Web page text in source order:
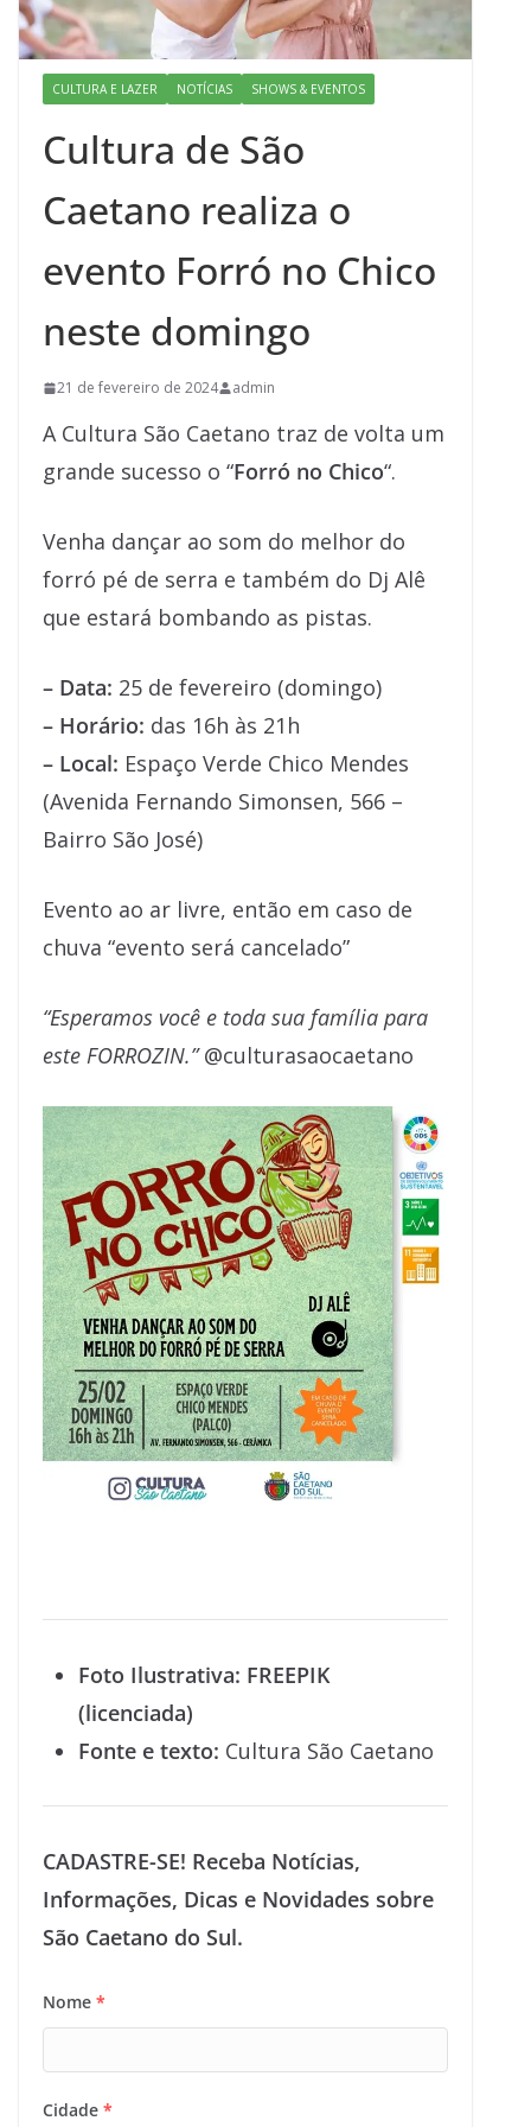
CULTURA E LAZER NOTÍCIAS SHOWS & EVENTOS
Cultura de São
Caetano realiza o
evento Forró no Chico
neste domingo
21 de fevereiro de 2024 admin
A Cultura São Caetano traz de volta um
grande sucesso o “Forró no Chico“.
Venha dançar ao som do melhor do
forró pé de serra e também do Dj Alê
que estará bombando as pistas.
– Data: 25 de fevereiro (domingo)
– Horário: das 16h às 21h
– Local: Espaço Verde Chico Mendes
(Avenida Fernando Simonsen, 566 –
Bairro São José)
Evento ao ar livre, então em caso de
chuva “evento será cancelado”
“Esperamos você e toda sua família para
este FORROZIN.”@culturasaocaetano
Foto Ilustrativa: FREEPIK
(licenciada)
Fonte e texto: Cultura São Caetano
CADASTRE-SE! Receba Notícias,
Informações, Dicas e Novidades sobre
São Caetano do Sul.
Nome *
Cidade *